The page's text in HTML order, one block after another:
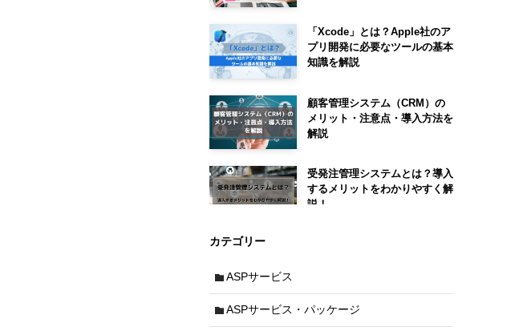
「Xcode」とは？Apple社のア
プリ開発に必要なツールの基本
知識を解説
顧客管理システム（CRM）の
メリット・注意点・導入方法を
解説
受発注管理システムとは？導入
するメリットをわかりやすく解
説！
カテゴリー
ASPサービス
ASPサービス・パッケージ